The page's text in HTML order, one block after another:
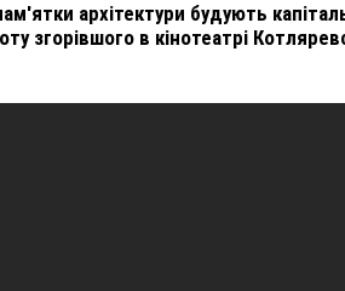
архітектури будують
згорівшого в кінотеатрі